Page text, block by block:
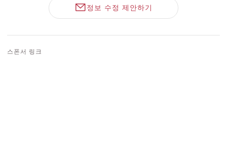
정보 수정 제안하기
스폰서 링크